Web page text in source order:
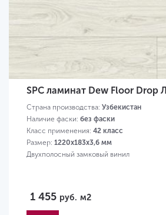
SPC ламинат Dew Floor Drop
Страна производства: Узбекистан
Наличие фаски: без фаски
Класс применения: 42 класс
Размер: 1220х183х3,6 мм
Двухполосный замковый винил
1 455 руб. м2